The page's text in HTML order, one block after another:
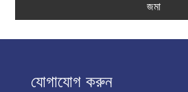
জমা
যোগাযোগ করুন